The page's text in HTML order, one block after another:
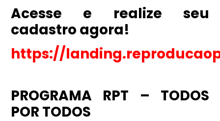
Acesse e realize seu
cadastro agora!
https://
PROGRAMA RPT – TODOS
POR TODOS